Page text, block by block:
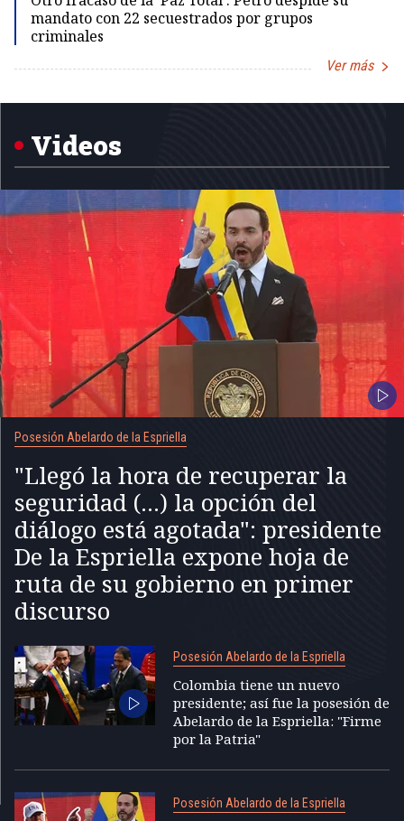
mandato con 22 secuestrados por grupos
criminales
Ver más
1
Videos
Posesión Abelardo de la Espriella
"Llegó la hora de recuperar la
seguridad (...) la opción del
diálogo está agotada": presidente
De la Espriella expone hoja de
ruta de su gobierno en primer
discurso
Posesión Abelardo de la Espriella
Colombia tiene un nuevo
presidente; así fue la posesión de
Abelardo de la Espriella: "Firme
por la Patria"
Posesión Abelardo de la Espriella